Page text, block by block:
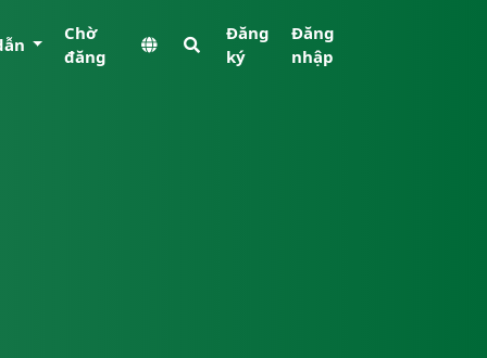
Chờ
đăng
Đăng
ký
Đăng
nhập